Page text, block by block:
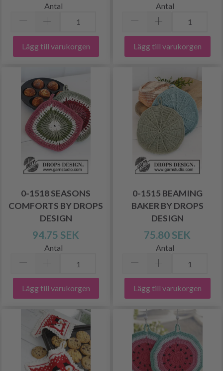
Antal
Lägg till varukorgen
Antal
Lägg till varukorgen
0-1518 SEASONS
COMFORTS BY DROPS
DESIGN
94.75 SEK
Antal
Lägg till varukorgen
0-1515 BEAMING
BAKER BY DROPS
DESIGN
75.80 SEK
Antal
Lägg till varukorgen